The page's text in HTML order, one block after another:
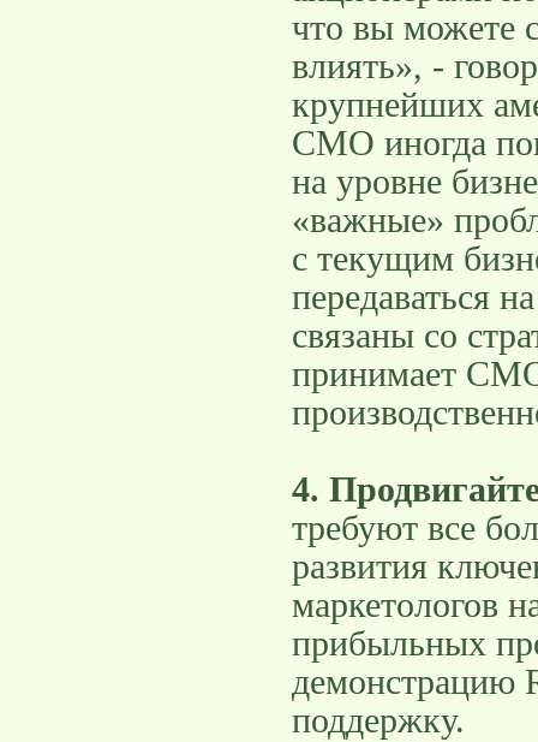
что вы можете
влиять», -
крупнейших
CMO иногда
на уровне
«важные»
с текущим
передаваться
связаны со
принимает
4.
требуют все
развития
маркетологов
прибыльных
демонстрацию
поддержку.